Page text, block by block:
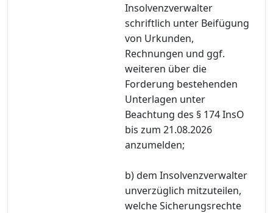
Insolvenzverwalter
schriftlich unter Beifügung
von Urkunden,
Rechnungen und ggf.
weiteren über die
Forderung bestehenden
Unterlagen unter
Beachtung des § 174 InsO
bis zum 21.08.2026
anzumelden;
b) dem Insolvenzverwalter
unverzüglich mitzuteilen,
welche Sicherungsrechte